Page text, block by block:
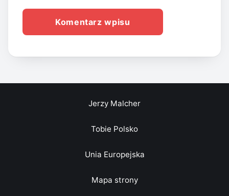
Jerzy Malcher
Tobie Polsko
Unia Europejska
Mapa strony